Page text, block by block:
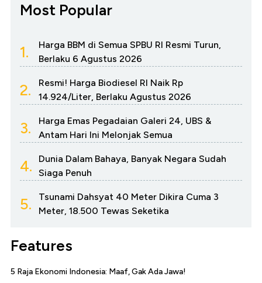
Most Popular
1.
Harga BBM di Semua SPBU RI Resmi Turun,
Berlaku 6 Agustus 2026
2.
Resmi! Harga Biodiesel RI Naik Rp
14.924/Liter, Berlaku Agustus 2026
3.
Harga Emas Pegadaian Galeri 24, UBS &
Antam Hari Ini Melonjak Semua
4.
Dunia Dalam Bahaya, Banyak Negara Sudah
Siaga Penuh
5.
Tsunami Dahsyat 40 Meter Dikira Cuma 3
Meter, 18.500 Tewas Seketika
Features
5 Raja Ekonomi Indonesia: Maaf, Gak Ada Jawa!